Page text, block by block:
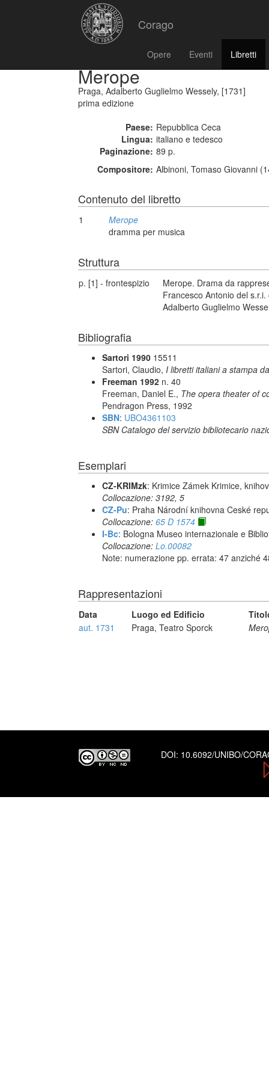
Corago
Opere Eventi Libretti
Merope
Praga, Adalberto Guglielmo Wessely, [1731]
prima edizione
Paese: Repubblica Ceca
Lingua: italiano e tedesco
Paginazione: 89 p.
Compositore: Albinoni, Tomaso Giovanni
Contenuto del libretto
1
Merope
dramma per musica
Struttura
p. [1] - frontespizio
Merope. Drama da
Francesco Antonio del
Adalberto Guglielmo
Bibliografia
Sartori 1990 15511
Sartori, Claudio, I libretti italiani a stampa
Freeman 1992 n. 40
Freeman, Daniel E., The opera theater of
Pendragon Press, 1992
SBN: UBO4361103
SBN Catalogo del servizio bibliotecario
Esemplari
CZ-KRIMzk: Krimice Zámek Krimice,
Collocazione: 3192, 5
CZ-Pu: Praha Národní knihovna Ceské
Collocazione: 65 D 1574
I-Bc: Bologna Museo internazionale e
Collocazione: Lo.00082
Note: numerazione pp. errata: 47 anziché
Rappresentazioni
Data Luogo ed Edificio
aut. 1731
Praga, Teatro Sporck
DOI: 10.6092/UNIBO/